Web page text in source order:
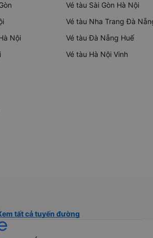
Nội
Vé tàu Sài Gòn Hà Nội
Vé tàu Nha Trang Đà
Vé tàu Đà Nẵng Huế
Vé tàu Hà Nội Vinh
tất cả tuyến đường